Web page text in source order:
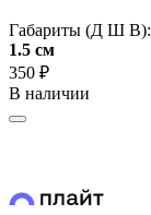
Габариты (Д Ш В):
1.5 cм
350 ₽
В наличии